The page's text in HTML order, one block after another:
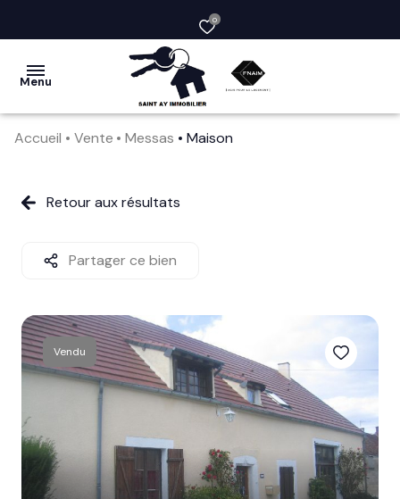
0
Menu
vendre
société
services
avis
clients
Accueil Vente Messas Maison
Retour aux résultats
Partager ce bien
Vendu